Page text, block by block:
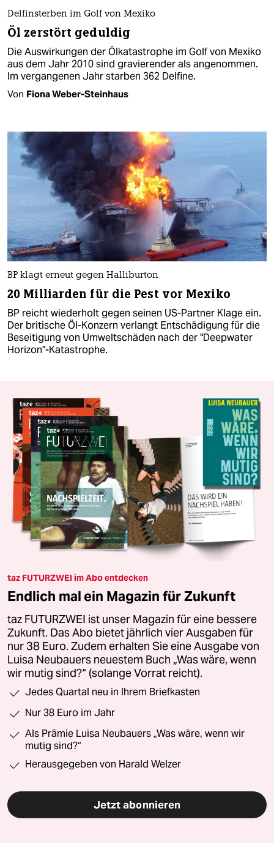
Delfinsterben im Golf von Mexiko
Öl zerstört geduldig
Die Auswirkungen der Ölkatastrophe im Golf von Mexiko
aus dem Jahr 2010 sind gravierender als angenommen.
Im vergangenen Jahr starben 362 Delfine.
Von Fiona Weber-Steinhaus
BP klagt erneut gegen Halliburton
20 Milliarden für die Pest vor Mexiko
BP reicht wiederholt gegen seinen US-Partner Klage ein.
Der britische Öl-Konzern verlangt Entschädigung für die
Beseitigung von Umweltschäden nach der "Deepwater
Horizon"-Katastrophe.
taz FUTURZWEI im Abo entdecken
Endlich mal ein Magazin für Zukunft
taz FUTURZWEI ist unser Magazin für eine bessere
Zukunft. Das Abo bietet jährlich vier Ausgaben für
nur 38 Euro. Zudem erhalten Sie eine Ausgabe von
Luisa Neubauers neuestem Buch „Was wäre, wenn
wir mutig sind?“ (solange Vorrat reicht).
Jedes Quartal neu in Ihrem Briefkasten
Nur 38 Euro im Jahr
Als Prämie Luisa Neubauers „Was wäre, wenn wir
mutig sind?“
Herausgegeben von Harald Welzer
Jetzt abonnieren